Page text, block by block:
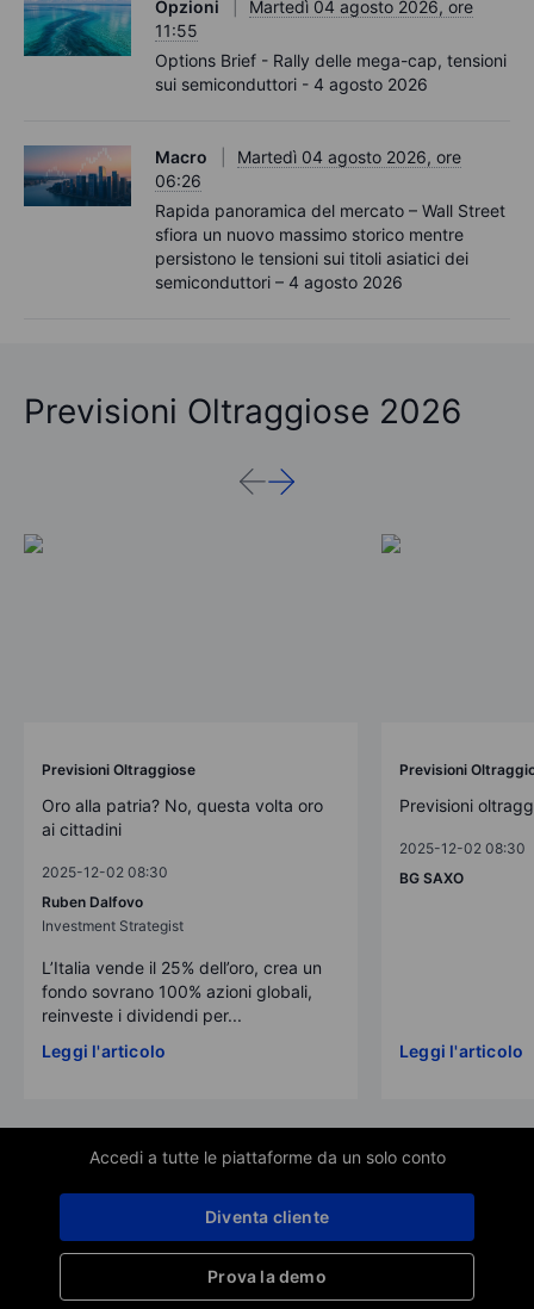
Opzioni
Martedì 04 agosto 2026, ore
11:55
Options Brief - Rally delle mega-cap, tensioni
sui semiconduttori - 4 agosto 2026
Macro
Martedì 04 agosto 2026, ore
06:26
Rapida panoramica del mercato – Wall Street
sfiora un nuovo massimo storico mentre
persistono le tensioni sui titoli asiatici dei
semiconduttori – 4 agosto 2026
Previsioni Oltraggiose 2026
Previsioni Oltraggiose
Oro alla patria? No, questa volta oro
ai cittadini
2025-12-02 08:30
Ruben Dalfovo
Investment Strategist
L’Italia vende il 25% dell’oro, crea un
fondo sovrano 100% azioni globali,
reinveste i dividendi per...
Leggi l'articolo
Previsioni
Previsioni
2025-12-02 08:30
BG SAXO
Leggi l'articolo
Accedi a tutte le piattaforme da un solo conto
Prova la demo
Diventa cliente